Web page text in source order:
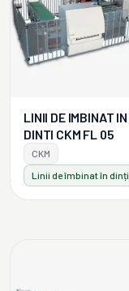
LINII DE IMBINAT IN
DINTI CKM FL 05
CKM
Linii de îmbinat în dinți